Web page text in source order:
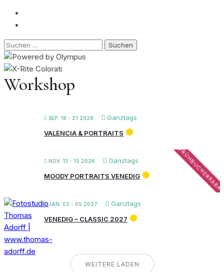
Suchen
nach:
Workshop
SEP. 18 - 21 2026
Ganztags
VALENCIA & PORTRAITS
NOV. 13 - 15 2026 Ganztags
MOODY PORTRAITS VENEDIG
JAN. 02 - 05 2027
Ganztags
VENEDIG – CLASSIC 2027
WEITERE LADEN